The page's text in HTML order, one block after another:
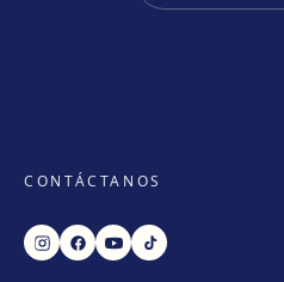
CONTÁCTANOS